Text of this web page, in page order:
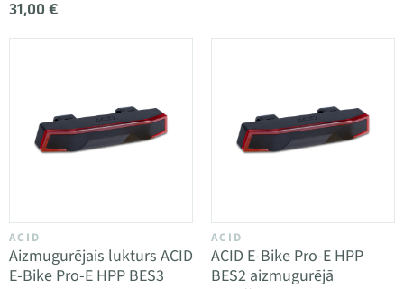
31,00 €
ACID
Aizmugurējais lukturs ACID
E-Bike Pro-E HPP BES3
ACID
ACID E-Bike Pro-E HPP
BES2 aizmugurējā